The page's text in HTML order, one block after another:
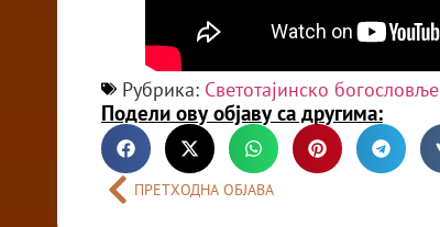
Рубрика: Светотајинско богословље
Подели ову објаву са другима:
ПРЕТХОДНА ОБЈАВА